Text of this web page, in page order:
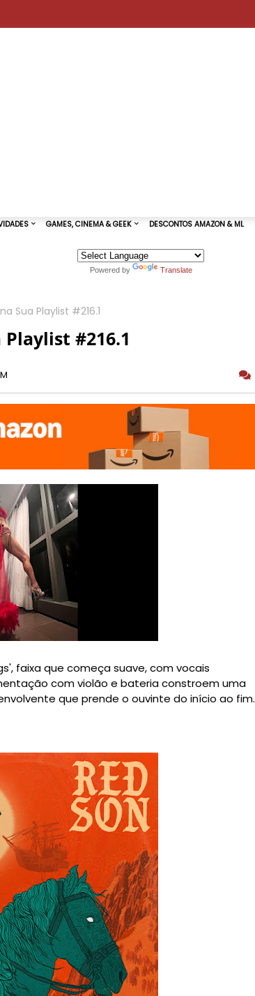
Powered by Translate
Sua Playlist #216.1
#216.1
faixa que começa suave, com vocais
com violão e bateria constroem uma
que prende o ouvinte do início ao fim.